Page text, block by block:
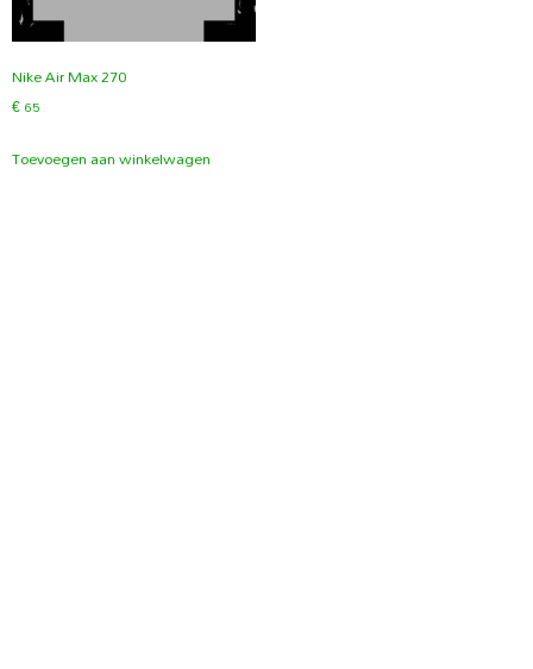
Nike Air Max 270
€65
Toevoegen aan winkelwagen